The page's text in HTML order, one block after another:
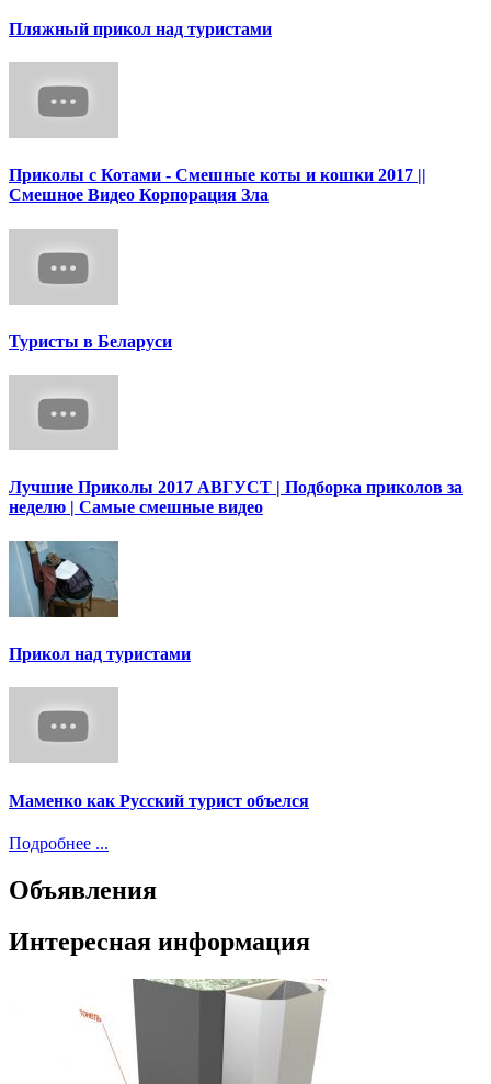
Пляжный прикол над туристами
Приколы с Котами - Смешные коты и кошки 2017 ||
Смешное Видео Корпорация Зла
Туристы в Беларуси
Лучшие Приколы 2017 АВГУСТ | Подборка приколов за
неделю | Самые смешные видео
Прикол над туристами
Маменко как Русский турист объелся
Подробнее ...
Объявления
Интересная информация